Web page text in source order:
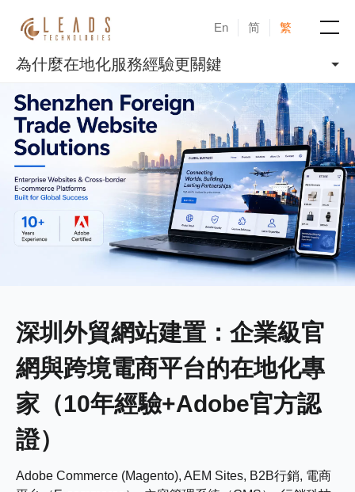
En 简 繁
產品
服務
成功案例
深圳外貿網站建置：企業級官
網與跨境電商平台的在地化專
家（10年經驗+Adobe官方認
證）
Adobe Commerce (Magento), AEM Sites, B2B行銷, 電商
為什麼在地化服務經驗更關鍵